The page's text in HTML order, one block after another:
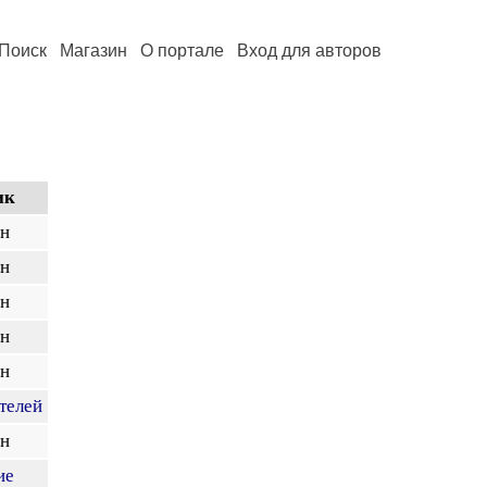
Поиск Магазин О портале Вход для авторов